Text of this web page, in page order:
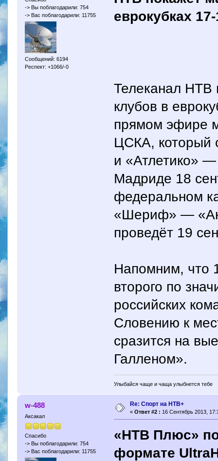
-> Вы поблагодарили: 754
-> Вас поблагодарили: 11755
Сообщений: 6194
Респект: +1066/-0
еврокубках
Телеканал НТВ
клубов в
прямом эфире
ЦСКА, который
и «Атлетико»
Мадриде 18
федеральном
«Шериф» —
проведёт 19
Напомним, что
второго по
российских
Словению к
сразится на
Галленом».
Улыбайся чаще и чаща улыбнется тебе
w-488
Аксакал
Спасибо
-> Вы поблагодарили: 754
-> Вас поблагодарили: 11755
Re: Спорт на НТВ+
« Ответ #2 : 16 Сентябрь 2013,
«НТВ Плюс»
формате